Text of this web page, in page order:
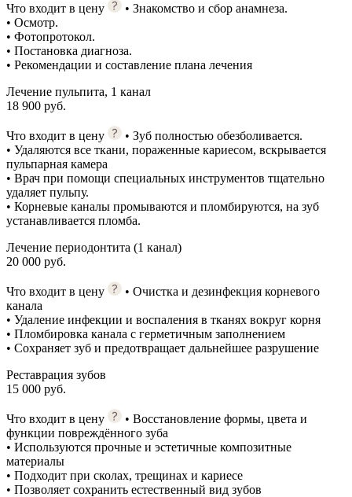
Что входит в цену
• Знакомство и сбор анамнеза.
• Осмотр.
• Фотопротокол.
• Постановка диагноза.
• Рекомендации и составление плана лечения
Лечение пульпита, 1 канал
18 900 руб.
Что входит в цену
• Зуб полностью обезболивается.
• Удаляются все ткани, пораженные кариесом, вскрывается
пульпарная камера
• Врач при помощи специальных инструментов тщательно
удаляет пульпу.
• Корневые каналы промываются и пломбируются, на зуб
устанавливается пломба.
Лечение периодонтита (1 канал)
20 000 руб.
Что входит в цену
• Очистка и дезинфекция корневого
канала
• Удаление инфекции и воспаления в тканях вокруг корня
• Пломбировка канала с герметичным заполнением
• Сохраняет зуб и предотвращает дальнейшее разрушение
Реставрация зубов
15 000 руб.
Что входит в цену
• Восстановление формы, цвета и
функции повреждённого зуба
• Используются прочные и эстетичные композитные
материалы
• Подходит при сколах, трещинах и кариесе
• Позволяет сохранить естественный вид зубов